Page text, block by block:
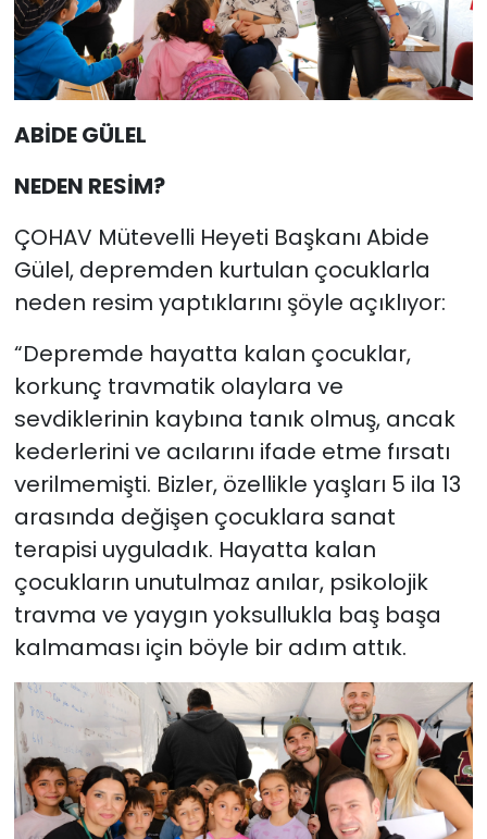
ABİDE GÜLEL
NEDEN RESİM?
ÇOHAV Mütevelli Heyeti Başkanı Abide
Gülel, depremden kurtulan çocuklarla
neden resim yaptıklarını şöyle açıklıyor:
“Depremde hayatta kalan çocuklar,
korkunç travmatik olaylara ve
sevdiklerinin kaybına tanık olmuş, ancak
kederlerini ve acılarını ifade etme fırsatı
verilmemişti. Bizler, özellikle yaşları 5 ila 13
arasında değişen çocuklara sanat
terapisi uyguladık. Hayatta kalan
çocukların unutulmaz anılar, psikolojik
travma ve yaygın yoksullukla baş başa
kalmaması için böyle bir adım attık.